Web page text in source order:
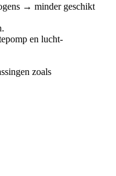
→ minder geschikt
en lucht-
zoals